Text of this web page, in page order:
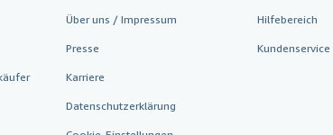
Über uns / Impressum
Presse
Karriere
Datenschutzerklärung
Hilfebereich
Kundenservice